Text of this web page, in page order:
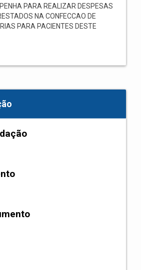
PARA REALIZAR DESPESAS
NA CONFECCAO DE
PARA PACIENTES DESTE